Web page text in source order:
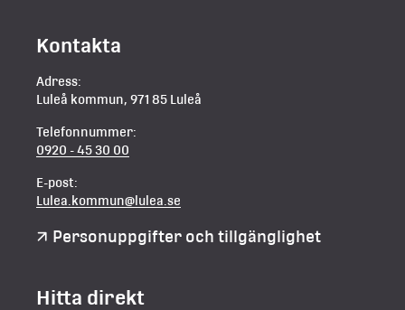
Kontakta
Adress:
Luleå kommun, 971 85 Luleå
Telefonnummer:
0920 - 45 30 00
E-post:
Lulea.kommun@lulea.se
Personuppgifter och tillgänglighet
Hitta direkt